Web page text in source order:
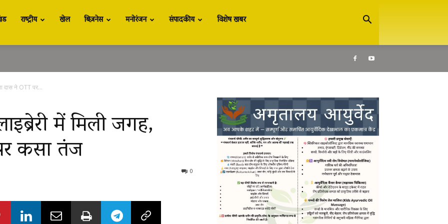
राष्ट्रीय खेल बिज़नेस मनोरंजन संपादकीय विशेष खबर
दास ने OTT पर...
में मिली जगह,
कसा तंज
0